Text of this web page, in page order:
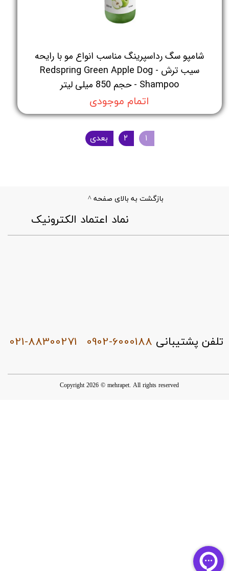
شامپو سگ رداسپرینگ مناسب انواع مو با رایحه
سیب ترش - Redspring Green Apple Dog
Shampoo - حجم 850 میلی لیتر
اتمام موجودی
۱ ۲ بعدی
0902-6000188
بازگشت به بالای صفحه ^
021-88300271
Copyright 2026 © mehrapet. All rights reserved
​نماد اعتماد الکترونیک